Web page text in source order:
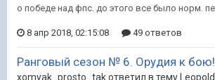
о победе над фпс. до этого все было норм.
8 апр 2018, 02:15:08 49 ответов
Ранговый сезон № 6. Орудия к бою!
xomyak_prosto_tak ответил в тему